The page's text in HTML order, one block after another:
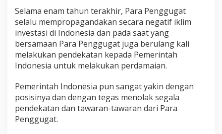
Selama enam tahun terakhir, Para Penggugat
selalu mempropagandakan secara negatif iklim
investasi di Indonesia dan pada saat yang
bersamaan Para Penggugat juga berulang kali
melakukan pendekatan kepada Pemerintah
Indonesia untuk melakukan perdamaian.
Pemerintah Indonesia pun sangat yakin dengan
posisinya dan dengan tegas menolak segala
pendekatan dan tawaran-tawaran dari Para
Penggugat.